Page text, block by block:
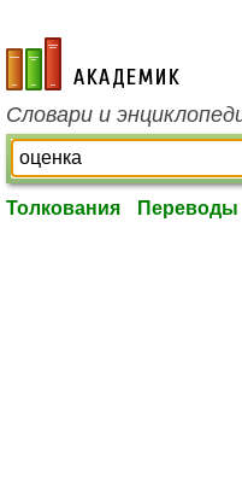
academic.ru
Словари и
Толкования Переводы